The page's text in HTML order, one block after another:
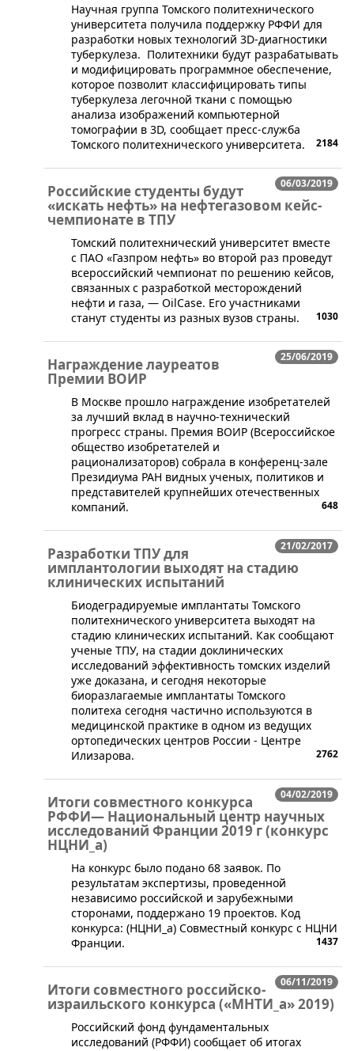
​Научная группа Томского политехнического
университета получила поддержку РФФИ для
разработки новых технологий 3D-диагностики
туберкулеза. Политехники будут разрабатывать
и модифицировать программное обеспечение,
которое позволит классифицировать типы
туберкулеза легочной ткани с помощью
анализа изображений компьютерной
томографии в 3D, сообщает пресс-служба
Томского политехнического университета.
2184
06/03/2019
Российские студенты будут
«искать нефть» на нефтегазовом кейс-
чемпионате в ТПУ
​Томский политехнический университет вместе
с ПАО «Газпром нефть» во второй раз проведут
всероссийский чемпионат по решению кейсов,
связанных с разработкой месторождений
нефти и газа, — OilCase. Его участниками
станут студенты из разных вузов страны.
1030
25/06/2019
Награждение лауреатов
Премии ВОИР
В Москве прошло награждение изобретателей
за лучший вклад в научно-технический
прогресс страны. Премия ВОИР (Всероссийское
общество изобретателей и
рационализаторов) собрала в конференц-зале
Президиума РАН видных ученых, политиков и
представителей крупнейших отечественных
компаний.
648
21/02/2017
Разработки ТПУ для
имплантологии выходят на стадию
клинических испытаний
​Биодеградируемые имплантаты Томского
политехнического университета выходят на
стадию клинических испытаний. Как сообщают
ученые ТПУ, на стадии доклинических
исследований эффективность томских изделий
уже доказана, и сегодня некоторые
биоразлагаемые имплантаты Томского
политеха сегодня частично используются в
медицинской практике в одном из ведущих
ортопедических центров России - Центре
Илизарова.
2762
04/02/2019
Итоги совместного конкурса
РФФИ— Национальный центр научных
исследований Франции 2019 г (конкурс
НЦНИ_а)
​На конкурс было подано 68 заявок. По
результатам экспертизы, проведенной
независимо российской и зарубежными
сторонами, поддержано 19 проектов. Код
конкурса: (НЦНИ_а) Совместный конкурс с НЦНИ
Франции.
1437
06/11/2019
Итоги совместного российско-
израильского конкурса («МНТИ_а» 2019)
Российский фонд фундаментальных
исследований (РФФИ) сообщает об итогах